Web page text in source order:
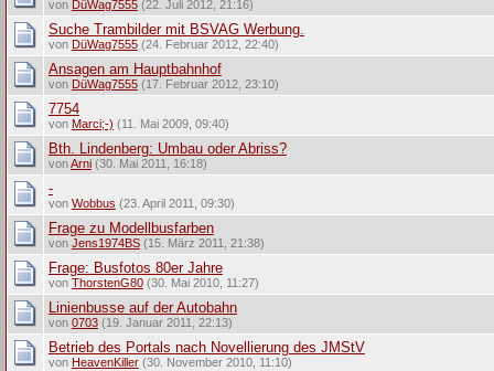
von DüWag7555(22. Juli 2012, 21:16)
Suche Trambilder mit BSVAG Werbung.
von DüWag7555(24. Februar 2012, 22:40)
Ansagen am Hauptbahnhof
von DüWag7555(17. Februar 2012, 23:10)
7754
von Marci;-) (11. Mai 2009, 09:40)
Bth. Lindenberg: Umbau oder Abriss?
vonArni(30. Mai 2011, 16:18)
-
von Wobbus (23. April 2011, 09:30)
Frage zu Modellbusfarben
von Jens1974BS(15. März 2011, 21:38)
Frage: Busfotos 80er Jahre
von ThorstenG80(30. Mai 2010, 11:27)
Linienbusse auf der Autobahn
von 0703(19. Januar 2011, 22:13)
Betrieb des Portals nach Novellierung des JMStV
von HeavenKiller(30. November 2010, 11:10)